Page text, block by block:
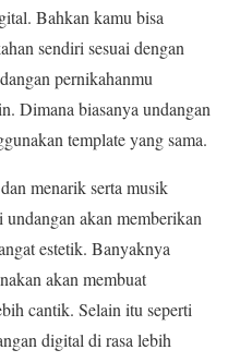
Bahkan kamu bisa
sendiri sesuai dengan
pernikahanmu
Dimana biasanya undangan
template yang sama.
menarik serta musik
akan memberikan
estetik. Banyaknya
akan membuat
cantik. Selain itu seperti
digital di rasa lebih